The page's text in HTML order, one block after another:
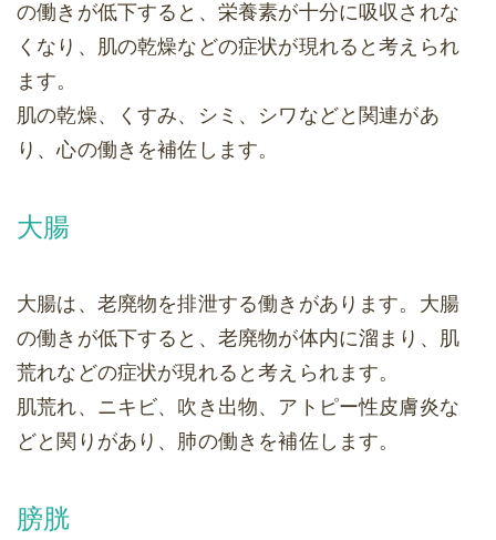
の働きが低下すると、栄養素が十分に吸収されな
くなり、肌の乾燥などの症状が現れると考えられ
ます。
肌の乾燥、くすみ、シミ、シワなどと関連があ
り、心の働きを補佐します。
大腸
大腸は、老廃物を排泄する働きがあります。大腸
の働きが低下すると、老廃物が体内に溜まり、肌
荒れなどの症状が現れると考えられます。
肌荒れ、ニキビ、吹き出物、アトピー性皮膚炎な
どと関りがあり、肺の働きを補佐します。
膀胱